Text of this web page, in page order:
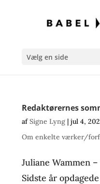
Vælg en side
Redaktørernes
afSigne Lyng| jul 4,
Om enkelte værker/
Juliane Wammen
Sidste år